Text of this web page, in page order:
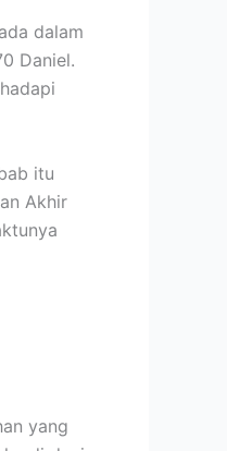
dalam
Daniel.
itu
Akhir
yang